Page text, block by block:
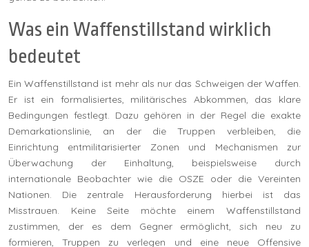
Was ein Waffenstillstand wirklich
bedeutet
Ein Waffenstillstand ist mehr als nur das Schweigen der Waffen.
Er ist ein formalisiertes, militärisches Abkommen, das klare
Bedingungen festlegt. Dazu gehören in der Regel die exakte
Demarkationslinie, an der die Truppen verbleiben, die
Einrichtung entmilitarisierter Zonen und Mechanismen zur
Überwachung der Einhaltung, beispielsweise durch
internationale Beobachter wie die OSZE oder die Vereinten
Nationen. Die zentrale Herausforderung hierbei ist das
Misstrauen. Keine Seite möchte einem Waffenstillstand
zustimmen, der es dem Gegner ermöglicht, sich neu zu
formieren, Truppen zu verlegen und eine neue Offensive